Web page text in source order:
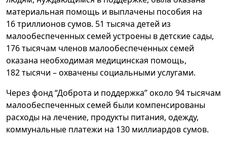
материальная помощь и выплачены пособия на
16 триллионов сумов. 51 тысяча детей из
малообеспеченных семей устроены в детские сады,
176 тысячам членов малообеспеченных семей
оказана необходимая медицинская помощь,
182 тысячи – охвачены социальными услугами.
Через фонд “Доброта и поддержка” около 94 тысячам
малообеспеченных семей были компенсированы
расходы на лечение, продукты питания, одежду,
коммунальные платежи на 130 миллиардов сумов.